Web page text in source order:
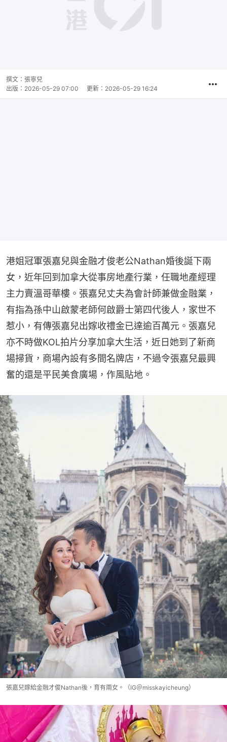
撰文： 張寧兒
出版： 2026-05-29 07:00 更新： 2026-05-29 16:24
港姐冠軍張嘉兒與金融才俊老公Nathan婚後誕下兩
女，近年回到加拿大從事房地產行業，任職地產經理
主力賣溫哥華樓。張嘉兒丈夫為會計師兼做金融業，
有指為孫中山啟蒙老師何啟爵士第四代後人，家世不
惹小，有傳張嘉兒出嫁收禮金已達逾百萬元。張嘉兒
亦不時做KOL拍片分享加拿大生活，近日她到了新商
場掃貨，商場內設有多間名牌店，不過令張嘉兒最興
奮的還是平民美食廣場，作風貼地。
張嘉兒嫁給金融才俊Nathan後，育有兩女。（IG＠misskayicheung）